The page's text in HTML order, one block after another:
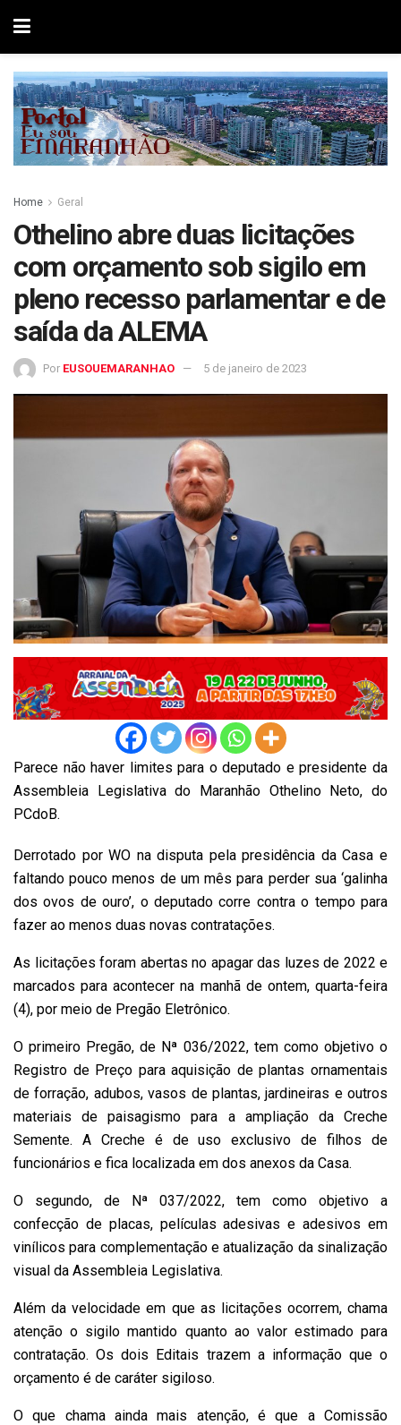
Home Geral
Othelino abre duas licitações
com orçamento sob sigilo em
pleno recesso parlamentar e de
saída da ALEMA
Por EUSOUEMARANHAO 5 de janeiro de 2023
Parece não haver limites para o deputado e presidente da
Assembleia Legislativa do Maranhão Othelino Neto, do
PCdoB.
Derrotado por WO na disputa pela presidência da Casa e
faltando pouco menos de um mês para perder sua ‘galinha
dos ovos de ouro’, o deputado corre contra o tempo para
fazer ao menos duas novas contratações.
As licitações foram abertas no apagar das luzes de 2022 e
marcados para acontecer na manhã de ontem, quarta-feira
(4), por meio de Pregão Eletrônico.
O primeiro Pregão, de Nª 036/2022, tem como objetivo o
Registro de Preço para aquisição de plantas ornamentais
de forração, adubos, vasos de plantas, jardineiras e outros
materiais de paisagismo para a ampliação da Creche
Semente. A Creche é de uso exclusivo de filhos de
funcionários e fica localizada em dos anexos da Casa.
O segundo, de Nª 037/2022, tem como objetivo a
confecção de placas, películas adesivas e adesivos em
vinílicos para complementação e atualização da sinalização
visual da Assembleia Legislativa.
Além da velocidade em que as licitações ocorrem, chama
atenção o sigilo mantido quanto ao valor estimado para
contratação. Os dois Editais trazem a informação que o
orçamento é de caráter sigiloso.
O que chama ainda mais atenção, é que a Comissão